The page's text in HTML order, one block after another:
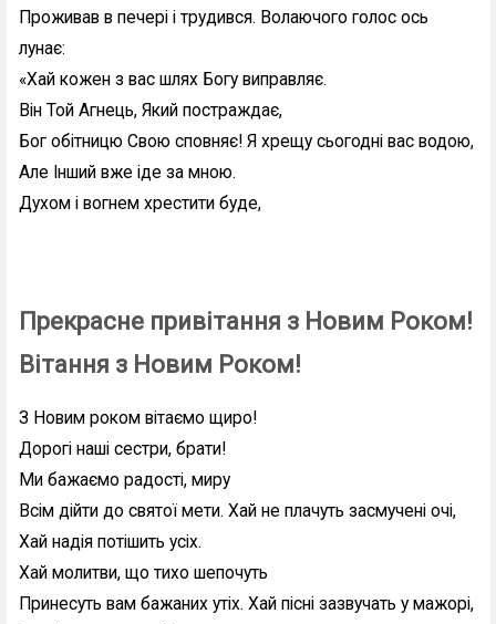
Проживав в печері і трудився. Волаючого голос ось
лунає:
«Хай кожен з вас шлях Богу виправляє.
Він Той Агнець, Який постраждає,
Бог обітницю Свою сповняє! Я хрещу сьогодні вас водою,
Але Інший вже іде за мною.
Духом і вогнем хрестити буде,
Прекрасне привітання з Новим Роком!
Вітання з Новим Роком!
З Новим роком вітаємо щиро!
Дорогі наші сестри, брати!
Ми бажаємо радості, миру
Всім дійти до святої мети. Хай не плачуть засмучені очі,
Хай надія потішить усіх.
Хай молитви, що тихо шепочуть
Принесуть вам бажаних утіх. Хай пісні зазвучать у мажорі,